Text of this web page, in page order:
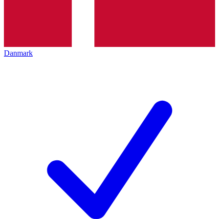
Danmark